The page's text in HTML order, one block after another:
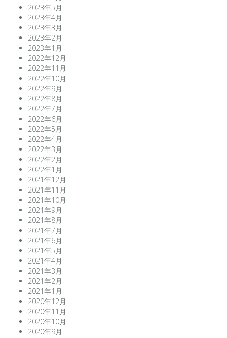
2023年5月
2023年4月
2023年3月
2023年2月
2023年1月
2022年12月
2022年11月
2022年10月
2022年9月
2022年8月
2022年7月
2022年6月
2022年5月
2022年4月
2022年3月
2022年2月
2022年1月
2021年12月
2021年11月
2021年10月
2021年9月
2021年8月
2021年7月
2021年6月
2021年5月
2021年4月
2021年3月
2021年2月
2021年1月
2020年12月
2020年11月
2020年10月
2020年9月